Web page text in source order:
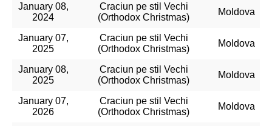
January 08,
2024
Craciun pe stil Vechi
(Orthodox Christmas)
Moldova
January 07,
2025
Craciun pe stil Vechi
(Orthodox Christmas)
Moldova
January 08,
2025
Craciun pe stil Vechi
(Orthodox Christmas)
Moldova
January 07,
2026
Craciun pe stil Vechi
(Orthodox Christmas)
Moldova